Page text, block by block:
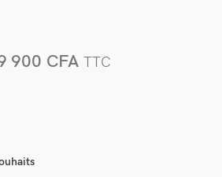
900 CFA TTC